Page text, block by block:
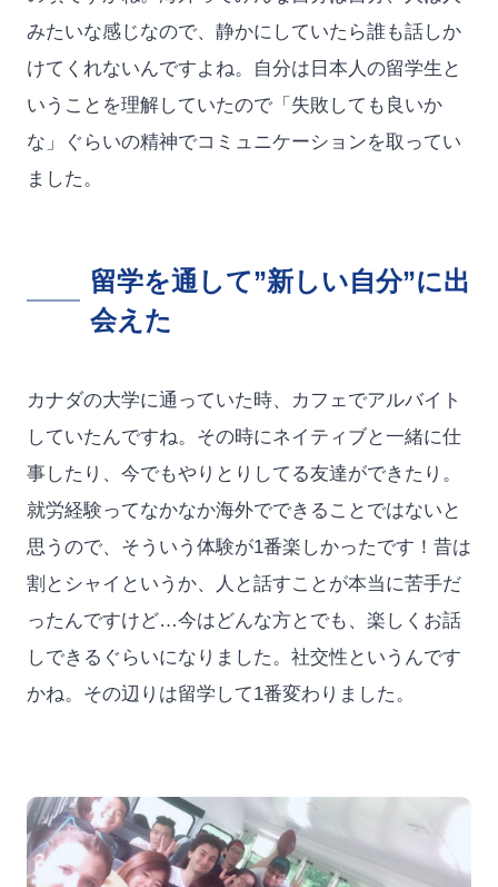
みたいな感じなので、静かにしていたら誰も話しか
けてくれないんですよね。自分は日本人の留学生と
いうことを理解していたので「失敗しても良いか
な」ぐらいの精神でコミュニケーションを取ってい
ました。
留学を通して”新しい自分”に出
会えた
カナダの大学に通っていた時、カフェでアルバイト
していたんですね。その時にネイティブと一緒に仕
事したり、今でもやりとりしてる友達ができたり。
就労経験ってなかなか海外でできることではないと
思うので、そういう体験が1番楽しかったです！昔は
割とシャイというか、人と話すことが本当に苦手だ
ったんですけど…今はどんな方とでも、楽しくお話
しできるぐらいになりました。社交性というんです
かね。その辺りは留学して1番変わりました。